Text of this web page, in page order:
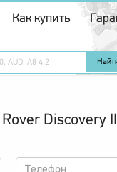
Как купить
Discovery